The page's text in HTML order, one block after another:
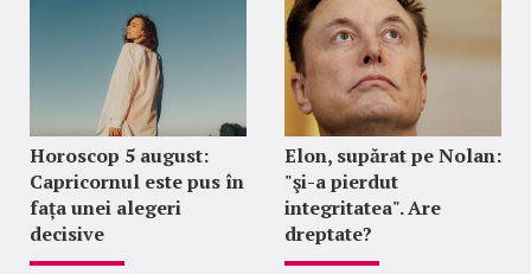
Horoscop 5 august:
Capricornul este pus în
fața unei alegeri
decisive
Elon, supărat pe Nolan:
"şi-a pierdut
integritatea". Are
dreptate?